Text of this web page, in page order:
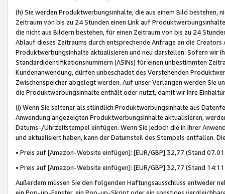
(h) Sie werden Produktwerbungsinhalte, die aus einem Bild bestehen,
Zeitraum von bis zu 24 Stunden einen Link auf
die nicht aus Bildern bestehen, für einen Zeitraum von bis zu 24
Ablauf dieses Zeitraums durch entsprechende Anfrage an die
Produktwerbungsinhalte aktualisieren und neu darstellen. Sofern wir
Standardidentifikationsnummern (ASINs) für einen unbestimmten
Kundenanwendung, dürfen unbeschadet des Vorstehenden
Zwischenspeicher abgelegt werden. Auf unser Verlangen werden Sie
die Produktwerbungsinhalte enthält oder nutzt, damit wir Ihre
(i) Wenn Sie seltener als stündlich Produktwerbungsinhalte aus
Anwendung angezeigten Produktwerbungsinhalte aktualisieren,
Datums-/Uhrzeitstempel einfügen. Wenn Sie jedoch die in Ihrer
und aktualisiert haben, kann der Datumsteil des Stempels entfallen.
• Preis auf [Amazon-Website einfügen]: [EUR/GBP] 32,77 (Stand
• Preis auf [Amazon-Website einfügen]: [EUR/GBP] 32,77 (Stand
Außerdem müssen Sie den folgenden Haftungsausschluss entweder
ein Pop-up-Fenster, ein Pop-up-Skript oder ein sonstiges